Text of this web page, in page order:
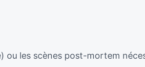
ou les scènes post-mortem